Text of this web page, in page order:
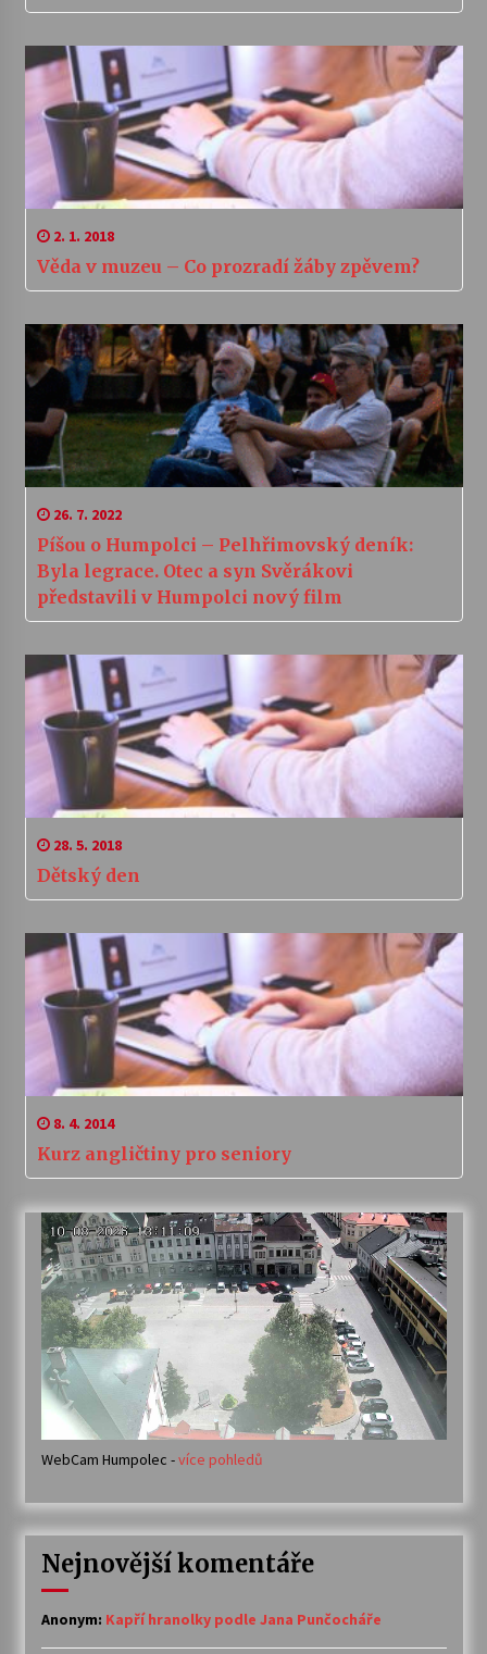
2. 1. 2018
Věda v muzeu – Co prozradí žáby zpěvem?
26. 7. 2022
Píšou o Humpolci – Pelhřimovský deník:
Byla legrace. Otec a syn Svěrákovi
představili v Humpolci nový film
28. 5. 2018
Dětský den
8. 4. 2014
Kurz angličtiny pro seniory
WebCam Humpolec -více pohledů
Nejnovější komentáře
Anonym: Kapří hranolky podle Jana Punčocháře